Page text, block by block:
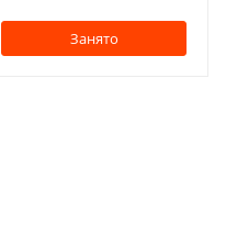
Занято